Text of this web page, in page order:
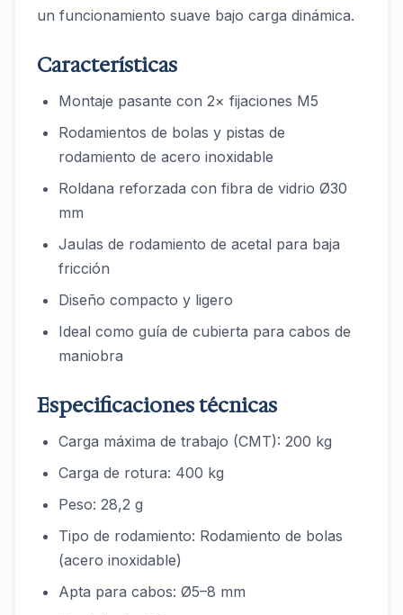
un funcionamiento suave bajo carga dinámica.
Características
Montaje pasante con 2× fijaciones M5
Rodamientos de bolas y pistas de
rodamiento de acero inoxidable
Roldana reforzada con fibra de vidrio Ø30
mm
Jaulas de rodamiento de acetal para baja
fricción
Diseño compacto y ligero
Ideal como guía de cubierta para cabos de
maniobra
Especificaciones técnicas
Carga máxima de trabajo (CMT): 200 kg
Carga de rotura: 400 kg
Peso: 28,2 g
Tipo de rodamiento: Rodamiento de bolas
(acero inoxidable)
Apta para cabos: Ø5–8 mm